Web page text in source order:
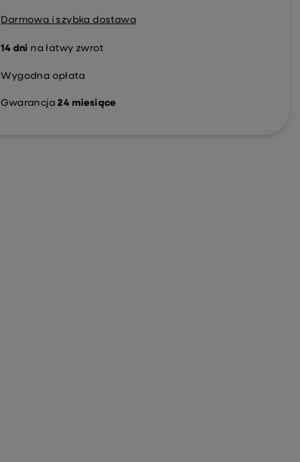
Darmowa i szybka dostawa
14 dni na łatwy zwrot
Wygodna opłata
Gwarancja 24 miesiące